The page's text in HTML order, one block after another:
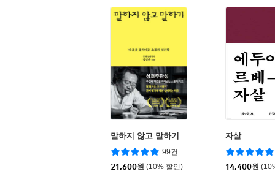
말하지 않고 말하기
99건
21,600원 (10% 할인)
자살
14,400원